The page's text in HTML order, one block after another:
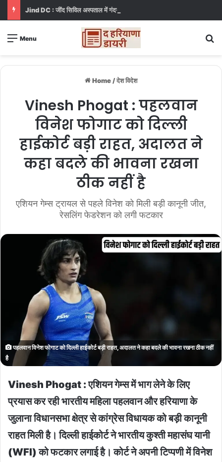
Menu
Home /देश विदेश
Vinesh Phogat : पहलवान
विनेश फोगाट को दिल्ली
हाईकोर्ट बड़ी राहत, अदालत ने
कहा बदले की भावना रखना
ठीक नहीं है
एशियन गेम्स ट्रायल से पहले विनेश को मिली बड़ी कानूनी जीत,
रेसलिंग फेडरेशन को लगी फटकार
पहलवान विनेश फोगाट को दिल्ली हाईकोर्ट बड़ी राहत, अदालत ने कहा बदले की भावना रखना ठीक नहीं
है
Vinesh Phogat : एशियन गेम्स में भाग लेने के लिए
प्रयास कर रही भारतीय महिला पहलवान और हरियाणा के
जुलाना विधानसभा क्षेत्र से कांग्रेस विधायक को बड़ी कानूनी
राहत मिली है। दिल्ली हाईकोर्ट ने भारतीय कुश्ती महासंघ यानी
(WFI) को फटकार लगाई है। कोर्ट ने अपनी टिप्पणी में विनेश